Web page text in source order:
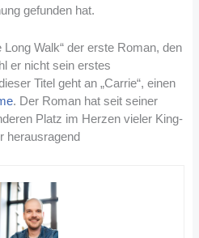
gefunden hat.
Walk“ der erste Roman, den
er nicht sein erstes
Titel geht an „Carrie“, einen
. Der Roman hat seit seiner
Platz im Herzen vieler King-
herausragend